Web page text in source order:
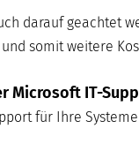
darauf geachtet
somit weitere
Microsoft IT-
für Ihre